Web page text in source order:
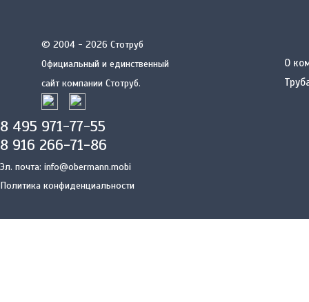
© 2004 - 2026 Стотруб
Официальный и единственный
сайт компании Стотруб.
О
8 495 971-77-55
8 916 266-71-86
Эл. почта: info@obermann.mobi
Политика конфиденциальности